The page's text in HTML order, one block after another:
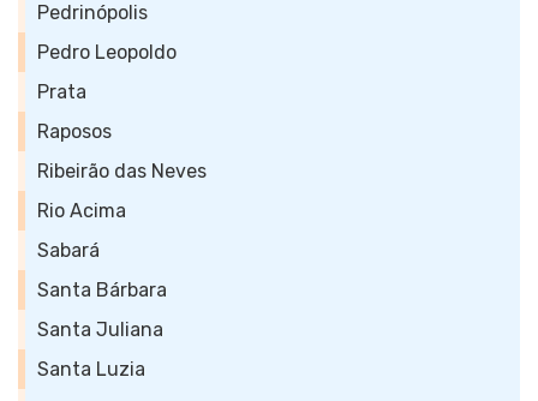
Pedrinópolis
Pedro Leopoldo
Prata
Raposos
Ribeirão das Neves
Rio Acima
Sabará
Santa Bárbara
Santa Juliana
Santa Luzia